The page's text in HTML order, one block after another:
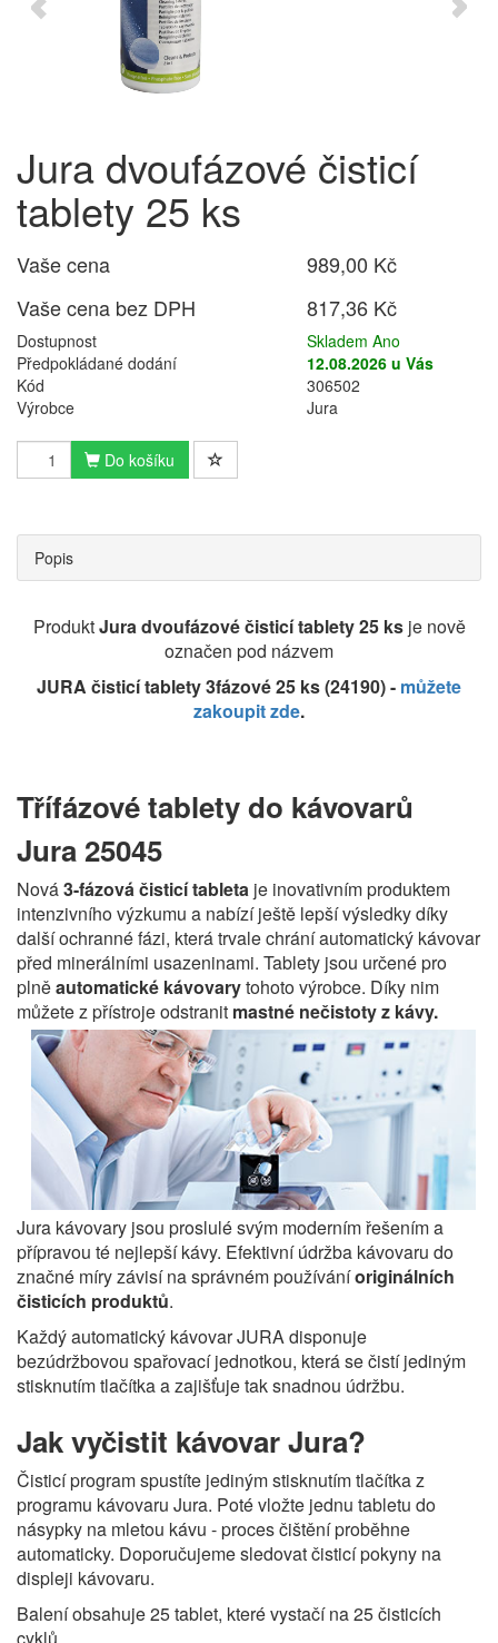
Jura dvoufázové čisticí
tablety 25 ks
Vaše cena
989,00 Kč
Vaše cena bez DPH
817,36 Kč
Dostupnost
Skladem Ano
Předpokládané dodání
12.08.2026 u Vás
Kód
306502
Výrobce
Jura
Do košíku
Popis
ProduktJura dvoufázové čisticí tablety 25 ks je nově
označen pod názvem
JURA čisticí tablety 3fázové 25 ks (24190) - můžete
zakoupit zde.
Třífázové tablety do kávovarů
Jura 25045
Nová3-fázová čisticí tableta je inovativním produktem
intenzivního výzkumu a nabízí ještě lepší výsledky díky
další ochranné fázi, která trvale chrání automatický kávovar
před minerálními usazeninami. Tablety jsou určené pro
plněautomatické kávovarytohoto výrobce. Díky nim
můžete z přístroje odstranit mastné nečistoty z kávy.
Jura kávovary jsou proslulé svým moderním řešením a
přípravou té nejlepší kávy. Efektivní údržba kávovaru do
značné míry závisí na správném používáníoriginálních
čisticích produktů.
Každý automatický kávovar JURA disponuje
bezúdržbovou spařovací jednotkou, která se čistí jediným
stisknutím tlačítka a zajišťuje tak snadnou údržbu.
Jak vyčistit kávovar Jura?
Čisticí program spustíte jediným stisknutím tlačítka z
programu kávovaru Jura. Poté vložte jednu tabletu do
násypky na mletou kávu - proces čištění proběhne
automaticky. Doporučujeme sledovat čisticí pokyny na
displeji kávovaru.
Balení obsahuje 25 tablet, které vystačí na 25 čisticích
cyklů.